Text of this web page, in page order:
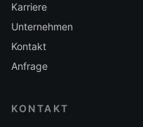
Karriere
Unternehmen
Kontakt
Anfrage
KONTAKT